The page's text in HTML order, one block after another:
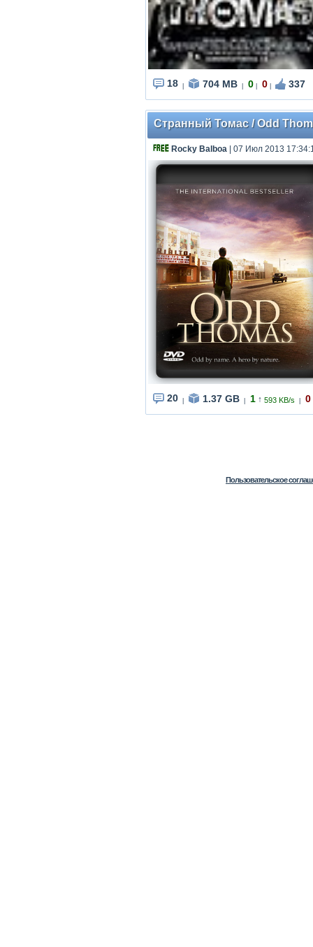
18 704 MB 0 0 337
Странный Томас / Odd
Rocky Balboa | 07 Июл 2013
20 1.37 GB 1 ↑ 593 KB/s 0
Пользовательское